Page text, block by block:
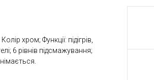
хром; Функції: підігрів,
6 рівнів підсмажування;